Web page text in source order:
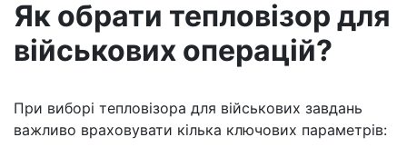
Як обрати тепловізор для
військових операцій?
При виборі тепловізора для військових завдань
важливо враховувати кілька ключових параметрів: